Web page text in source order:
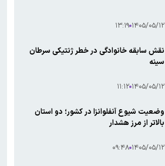
۱۴۰۵/۰۵/۱۲ ۱۳:۱۹
نقش سابقه خانوادگی در خطر ژنتیکی سرطان
سینه
۱۴۰۵/۰۵/۱۲ ۱۱:۱۲
وضعیت شیوع آنفلوانزا در کشور؛ دو استان
بالاتر از مرز هشدار
۱۴۰۵/۰۵/۱۲ ۰۹:۴۸